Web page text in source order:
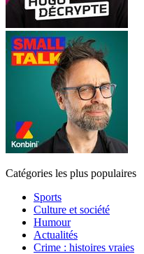
Catégories les plus populaires
Sports
Culture et société
Humour
Actualités
Crime : histoires vraies